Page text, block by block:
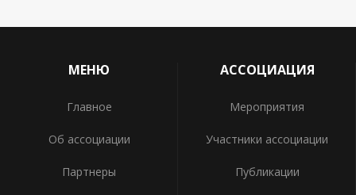
МЕНЮ
Главное
Об ассоциации
Партнеры
АССОЦИАЦИЯ
Мероприятия
Участники ассоциации
Публикации